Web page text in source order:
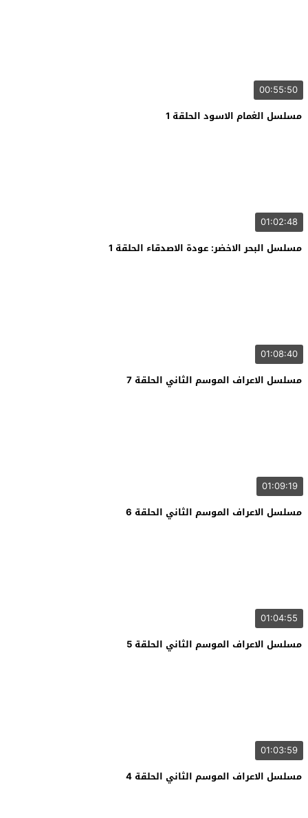
00:55:50
مسلسل الغمام الاسود الحلقة 1
01:02:48
مسلسل البحر الاخضر: عودة الاصدقاء الحلقة 1
01:08:40
مسلسل الاعراف الموسم الثاني الحلقة 7
01:09:19
مسلسل الاعراف الموسم الثاني الحلقة 6
01:04:55
مسلسل الاعراف الموسم الثاني الحلقة 5
01:03:59
مسلسل الاعراف الموسم الثاني الحلقة 4